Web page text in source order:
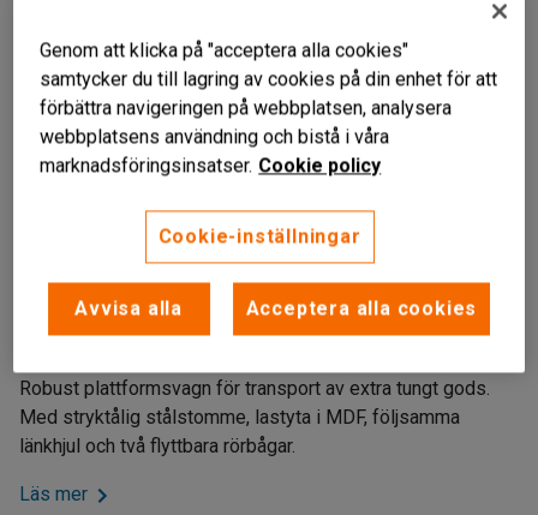
Hög belastningskapacitet
Med flyttbara två rörbyglar
Följsamma länkhjul
Robust plattformsvagn för transport av extra tungt gods.
Med stryktålig stålstomme, lastyta i MDF, följsamma
länkhjul och två flyttbara rörbågar.
Läs mer
Genom att klicka på "acceptera alla cookies"
samtycker du till lagring av cookies på din enhet för att
förbättra navigeringen på webbplatsen, analysera
webbplatsens användning och bistå i våra
marknadsföringsinsatser. Cookie policy
Cookie-inställningar
Avvisa alla Acceptera alla cookies